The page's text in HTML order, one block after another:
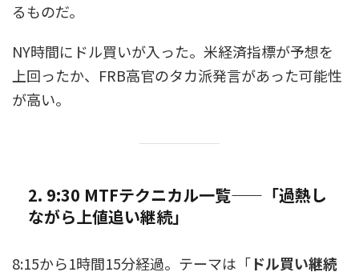
るものだ。
NY時間にドル買いが入った。米経済指標が予想を
上回ったか、FRB高官のタカ派発言があった可能性
が高い。
2. 9:30 MTFテクニカル一覧——「過熱し
ながら上値追い継続」
8:15から1時間15分経過。テーマは「ドル買い継続